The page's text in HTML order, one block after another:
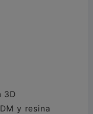
3D
y resina